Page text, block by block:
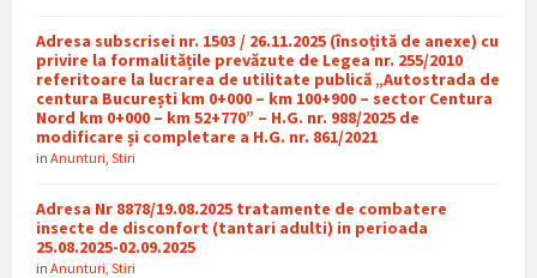
Adresa subscrisei nr. 1503 / 26.11.2025 (însoțită de anexe) cu
privire la formalitățile prevăzute de Legea nr. 255/2010
referitoare la lucrarea de utilitate publică „Autostrada de
centura București km 0+000 – km 100+900 – sector Centura
Nord km 0+000 – km 52+770” – H.G. nr. 988/2025 de
modificare și completare a H.G. nr. 861/2021
in Anunturi Stiri
Adresa Nr 8878/19.08.2025 tratamente de combatere
insecte de disconfort (tantari adulti) in perioada
25.08.2025-02.09.2025
in Anunturi Stiri